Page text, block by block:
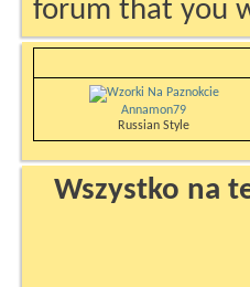
forum that you
Annamon79
Russian Style
Wszystko na